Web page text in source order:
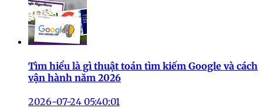
Tìm hiểu là gì thuật toán tìm kiếm Google và cách
vận hành năm 2026
2026-07-24 05:40:01